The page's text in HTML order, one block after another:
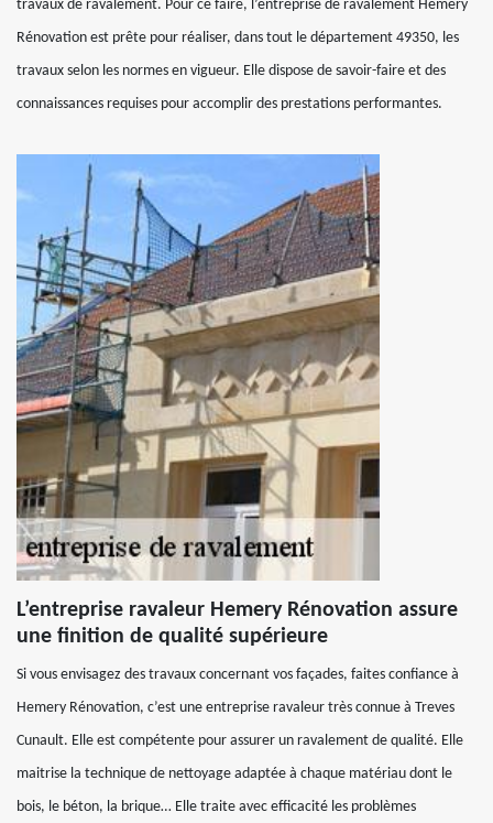
travaux de ravalement. Pour ce faire, l’entreprise de ravalement Hemery
Rénovation est prête pour réaliser, dans tout le département 49350, les
travaux selon les normes en vigueur. Elle dispose de savoir-faire et des
connaissances requises pour accomplir des prestations performantes.
L’entreprise ravaleur Hemery Rénovation assure
une finition de qualité supérieure
Si vous envisagez des travaux concernant vos façades, faites confiance à
Hemery Rénovation, c’est une entreprise ravaleur très connue à Treves
Cunault. Elle est compétente pour assurer un ravalement de qualité. Elle
maitrise la technique de nettoyage adaptée à chaque matériau dont le
bois, le béton, la brique… Elle traite avec efficacité les problèmes